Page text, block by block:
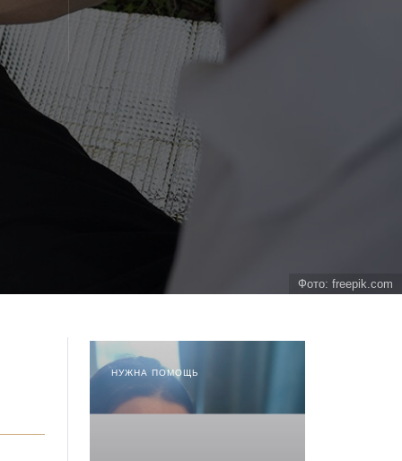
Фото: freepik.com
НУЖНА ПОМОЩЬ